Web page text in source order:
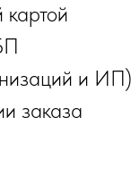
и ИП)
заказа